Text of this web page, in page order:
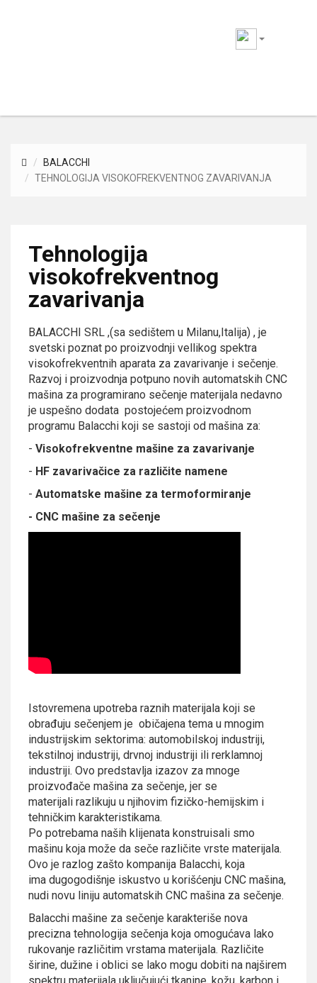
BALACCHI
TEHNOLOGIJA VISOKOFREKVENTNOG ZAVARIVANJA
Tehnologija
visokofrekventnog
zavarivanja
BALACCHI SRL ,(sa sedištem u Milanu,Italija) , je
svetski poznat po proizvodnji vellikog spektra
visokofrekventnih aparata za zavarivanje i sečenje.
Razvoj i proizvodnja potpuno novih automatskih CNC
mašina za programirano sečenje materijala nedavno
je uspešno dodata postojećem proizvodnom
programu Balacchi koji se sastoji od mašina za:
- Visokofrekventne mašine za zavarivanje
- HF zavarivačice za različite namene
- Automatske mašine za termoformiranje
- CNC mašine za sečenje
Istovremena upotreba raznih materijala koji se
obrađuju sečenjem je običajena tema u mnogim
industrijskim sektorima: automobilskoj industriji,
tekstilnoj industriji, drvnoj industriji ili rerklamnoj
industriji. Ovo predstavlja izazov za mnoge
proizvođače mašina za sečenje, jer se
materijali razlikuju u njihovim fizičko-hemijskim i
tehničkim karakteristikama.
Po potrebama naših klijenata konstruisali smo
mašinu koja može da seče različite vrste materijala.
Ovo je razlog zašto kompanija Balacchi, koja
ima dugogodišnje iskustvo u korišćenju CNC mašina,
nudi novu liniju automatskih CNC mašina za sečenje.
Balacchi mašine za sečenje karakteriše nova
precizna tehnologija sečenja koja omogućava lako
rukovanje različitim vrstama materijala. Različite
širine, dužine i oblici se lako mogu dobiti na najširem